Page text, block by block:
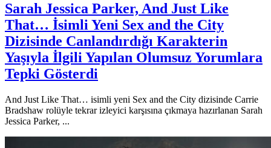
Sarah Jessica Parker, And Just Like
That… İsimli Yeni Sex and the City
Dizisinde Canlandırdığı Karakterin
Yaşıyla İlgili Yapılan Olumsuz Yorumlara
Tepki Gösterdi
And Just Like That… isimli yeni Sex and the City dizisinde Carrie
Bradshaw rolüyle tekrar izleyici karşısına çıkmaya hazırlanan Sarah
Jessica Parker, ...